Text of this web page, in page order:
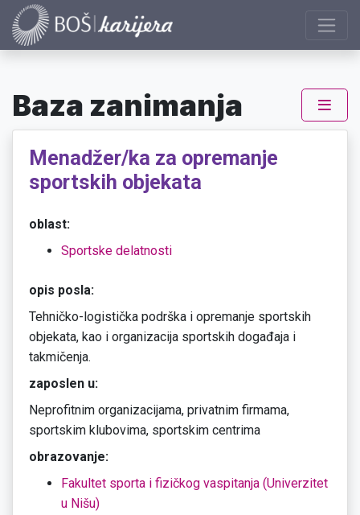
Baza zanimanja
Menadžer/ka za opremanje
sportskih objekata
oblast:
Sportske delatnosti
opis posla:
Tehničko-logistička podrška i opremanje sportskih
objekata, kao i organizacija sportskih događaja i
takmičenja.
zaposlen u:
Neprofitnim organizacijama, privatnim firmama,
sportskim klubovima, sportskim centrima
obrazovanje:
Fakultet sporta i fizičkog vaspitanja (Univerzitet
u Nišu)